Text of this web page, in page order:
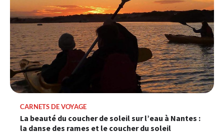
CARNETS DE VOYAGE
La beauté du coucher de soleil sur l’eau à Nantes :
la danse des rames et le coucher du soleil